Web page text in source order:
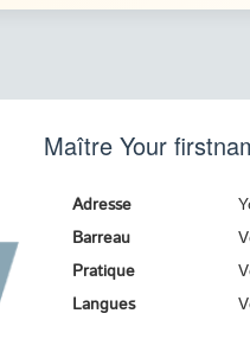
Maître Your
Adresse
Barreau
Pratique
Langues